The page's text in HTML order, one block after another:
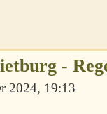
-
2024, 19:13